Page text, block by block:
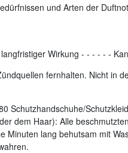
und Arten der
Wirkung - - - - - -
fernhalten. Nicht in
Schutzhandschuhe/
dem Haar): Alle
Minuten lang behutsam mit